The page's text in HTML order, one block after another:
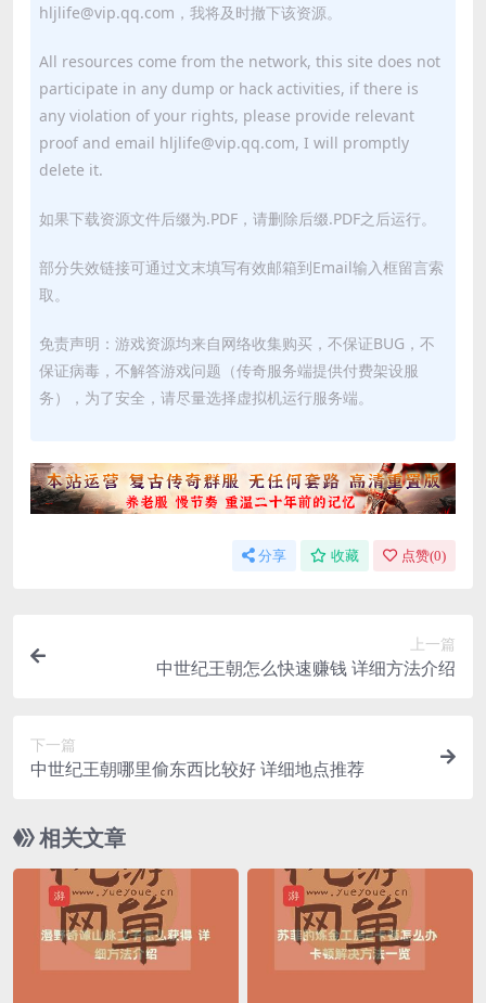
hljlife@vip.qq.com，我将及时撤下该资源。
All resources come from the network, this site does not
participate in any dump or hack activities, if there is
any violation of your rights, please provide relevant
proof and email hljlife@vip.qq.com, I will promptly
delete it.
如果下载资源文件后缀为.PDF，请删除后缀.PDF之后运行。
部分失效链接可通过文末填写有效邮箱到Email输入框留言索
取。
免责声明：游戏资源均来自网络收集购买，不保证BUG，不
保证病毒，不解答游戏问题（传奇服务端提供付费架设服
务），为了安全，请尽量选择虚拟机运行服务端。
分享 收藏 点赞(0)
上一篇
中世纪王朝怎么快速赚钱 详细方法介绍
下一篇
中世纪王朝哪里偷东西比较好 详细地点推荐
相关文章